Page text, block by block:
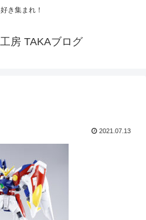
き集まれ！
房 TAKAブログ
2021.07.13